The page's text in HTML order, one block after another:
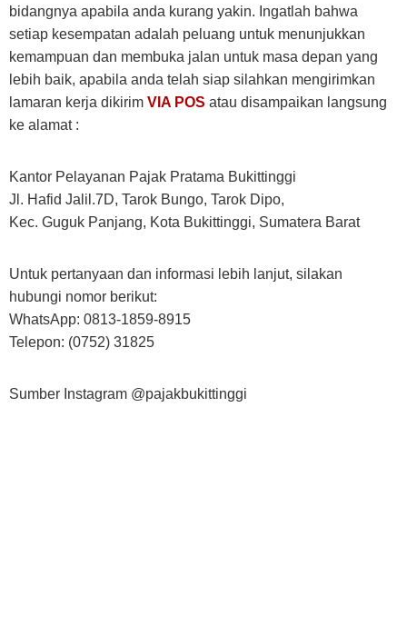
bidangnya apabila anda kurang yakin. Ingatlah bahwa
setiap kesempatan adalah peluang untuk menunjukkan
kemampuan dan membuka jalan untuk masa depan yang
lebih baik, apabila anda telah siap silahkan mengirimkan
lamaran kerja dikirim VIA POS atau disampaikan langsung
ke alamat :
Kantor Pelayanan Pajak Pratama Bukittinggi
Jl. Hafid Jalil.7D, Tarok Bungo, Tarok Dipo,
Kec. Guguk Panjang, Kota Bukittinggi, Sumatera Barat
Untuk pertanyaan dan informasi lebih lanjut, silakan
hubungi nomor berikut:
WhatsApp: 0813-1859-8915
Telepon: (0752) 31825
Sumber Instagram @pajakbukittinggi